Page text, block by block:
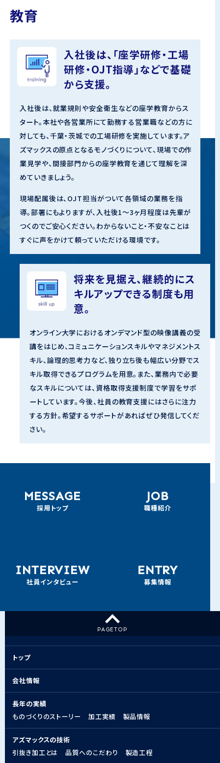
教育
入社後は、「座学研修・工場
研修・OJT指導」などで基礎
から支援。
入社後は、就業規則や安全衛生などの座学教育からス
タート。本社や各営業所にて勤務する営業職などの方に
対しても、千葉・茨城での工場研修を実施しています。ア
ズマックスの原点となるモノづくりについて、現場での作
業見学や、間接部門からの座学教育を通じて理解を深
めていきましょう。
現場配属後は、OJT担当がついて各領域の業務を指
導。部署にもよりますが、入社後1～3ヶ月程度は先輩が
つくのでご安心ください。わからないこと・不安なことは
すぐに声をかけて頼っていただける環境です。
将来を見据え、継続的にス
キルアップできる制度も用
意。
オンライン大学におけるオンデマンド型の映像講義の受
講をはじめ、コミュニケーションスキルやマネジメントス
キル、論理的思考力など、独り立ち後も幅広い分野でス
キル取得できるプログラムを用意。また、業務内で必要
なスキルについては、資格取得支援制度で学習をサポ
ートしています。今後、社員の教育支援にはさらに注力
する方針。希望するサポートがあればぜひ発信してくだ
さい。
MESSAGE
採用トップ
JOB
職種紹介
INTERVIEW
社員インタビュー
ENTRY
募集情報
PAGETOP
トップ
会社情報
長年の実績
ものづくりのストーリー
加工実績 製品情報
アズマックスの技術
引抜き加工とは
品質へのこだわり 製造工程